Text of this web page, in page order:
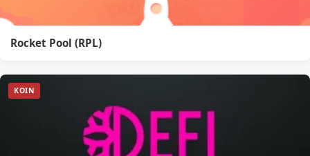
Rocket Pool (RPL)
KOIN